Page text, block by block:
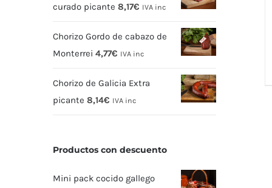
curado picante 8,17€ IVA inc
Chorizo Gordo de cabazo de
Monterrei 4,77€ IVA inc
Chorizo de Galicia Extra
picante 8,14€ IVA inc
Productos con descuento
Mini pack cocido gallego